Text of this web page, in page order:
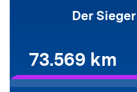
Der
73.569 km